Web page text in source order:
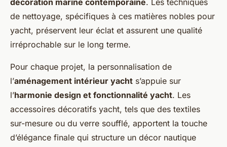
décoration marine contemporaine. Les techniques
de nettoyage, spécifiques à ces matières nobles pour
yacht, préservent leur éclat et assurent une qualité
irréprochable sur le long terme.
Pour chaque projet, la personnalisation de
l’aménagement intérieur yacht s’appuie sur
l’harmonie design et fonctionnalité yacht. Les
accessoires décoratifs yacht, tels que des textiles
sur-mesure ou du verre soufflé, apportent la touche
d’élégance finale qui structure un décor nautique